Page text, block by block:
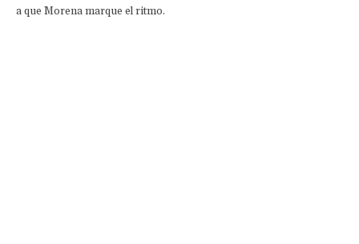
a que Morena marque el ritmo.